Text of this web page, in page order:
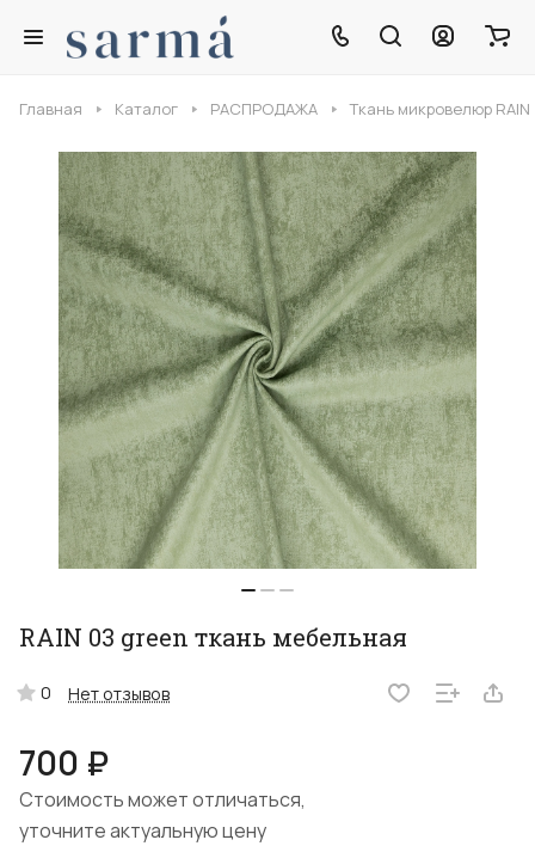
Главная Каталог РАСПРОДАЖА Ткань микровелюр RAIN
RAIN 03 green ткань мебельная
0 Нет отзывов
700 ₽
Стоимость может отличаться,
уточните актуальную цену